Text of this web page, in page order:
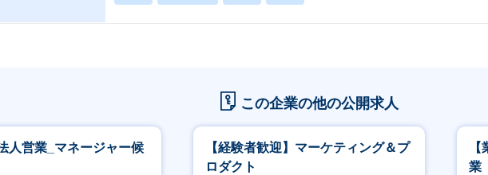
この企業の他の公開求人
人営業_マネージャー候
【経験者歓迎】マーケティング＆プ
ロダクト
業